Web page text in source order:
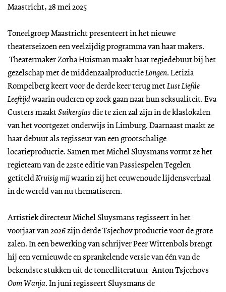
Maastricht, 28 mei 2025
Toneelgroep Maastricht presenteert in het nieuwe
theaterseizoen een veelzijdig programma van haar makers.
Theatermaker Zorba Huisman maakt haar regiedebuut bij het
gezelschap met de middenzaalproductieLongen. Letizia
Rompelberg keert voor de derde keer terug metLust Liefde
Leeftijdwaarin ouderen op zoek gaan naar hun seksualiteit. Eva
Custers maaktSuikerglasdie te zien zal zijn in de klaslokalen
van het voortgezet onderwijs in Limburg. Daarnaast maakt ze
haar debuut als regisseur van een grootschalige
locatieproductie. Samen met Michel Sluysmans vormt ze het
regieteam van de 22ste editie van Passiespelen Tegelen
getiteldKruisig mijwaarin zij het eeuwenoude lijdensverhaal
in de wereld van nu thematiseren.
Artistiek directeur Michel Sluysmans regisseert in het
voorjaar van 2026 zijn derde Tsjechov productie voor de grote
zalen. In een bewerking van schrijver Peer Wittenbols brengt
hij een vernieuwde en sprankelende versie van één van de
bekendste stukken uit de toneelliteratuur: Anton Tsjechovs
Oom Wanja. In juni regisseert Sluysmans de